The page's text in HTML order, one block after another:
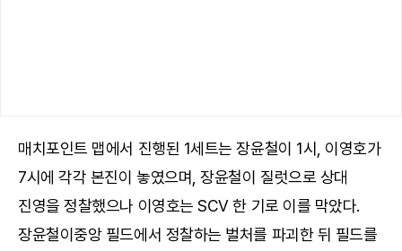
매치포인트 맵에서 진행된 1세트는 장윤철이 1시, 이영호가
7시에 각각 본진이 놓였으며, 장윤철이 질럿으로 상대
진영을 정찰했으나 이영호는 SCV 한 기로 이를 막았다.
장윤철이중앙 필드에서 정찰하는 벌처를 파괴한 뒤 필드를